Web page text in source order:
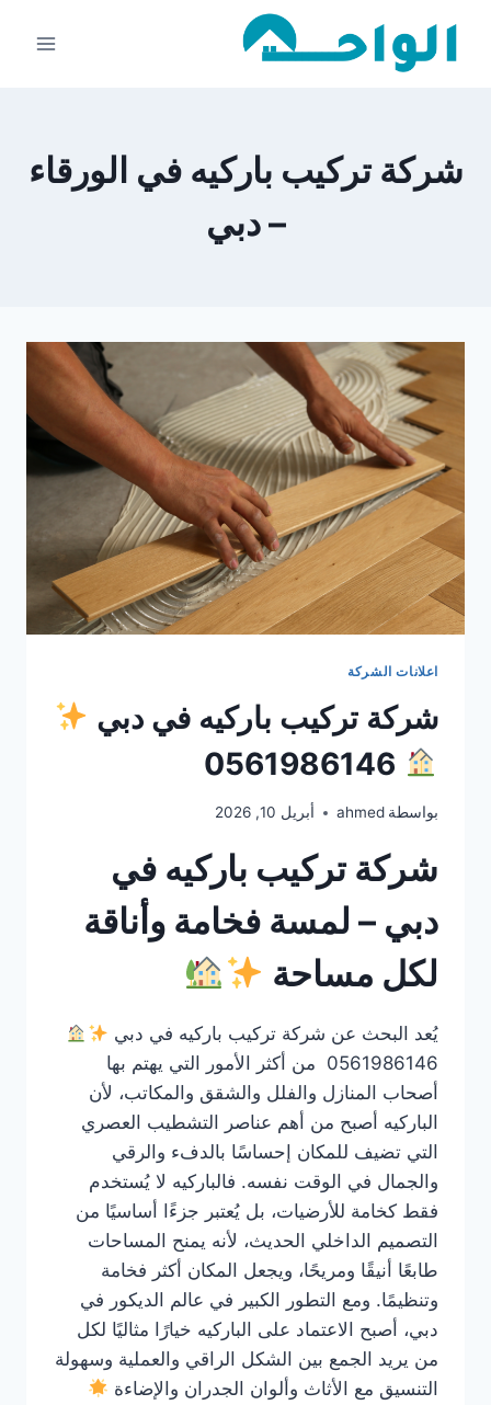
شركة تركيب باركيه في الورقاء
– دبي
اعلانات الشركة
شركة تركيب باركيه في دبي
بواسطة ahmed أبريل 10, 2026
شركة تركيب باركيه في
دبي – لمسة فخامة وأناقة
لكل مساحة
يُعد البحث عن شركة تركيب باركيه في دبي
0561986146 من أكثر الأمور التي يهتم بها
أصحاب المنازل والفلل والشقق والمكاتب، لأن
الباركيه أصبح من أهم عناصر التشطيب العصري
التي تضيف للمكان إحساسًا بالدفء والرقي
والجمال في الوقت نفسه. فالباركيه لا يُستخدم
فقط كخامة للأرضيات، بل يُعتبر جزءًا أساسيًا من
التصميم الداخلي الحديث، لأنه يمنح المساحات
طابعًا أنيقًا ومريحًا، ويجعل المكان أكثر فخامة
وتنظيمًا. ومع التطور الكبير في عالم الديكور في
دبي، أصبح الاعتماد على الباركيه خيارًا مثاليًا لكل
من يريد الجمع بين الشكل الراقي والعملية وسهولة
التنسيق مع الأثاث وألوان الجدران والإضاءة